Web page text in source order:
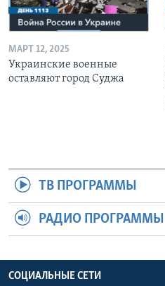
МАРТ 12, 2025
Украинские военные
оставляют город Суджа
ТВ ПРОГРАММЫ
РАДИО ПРОГРАММЫ
СОЦИАЛЬНЫЕ СЕТИ